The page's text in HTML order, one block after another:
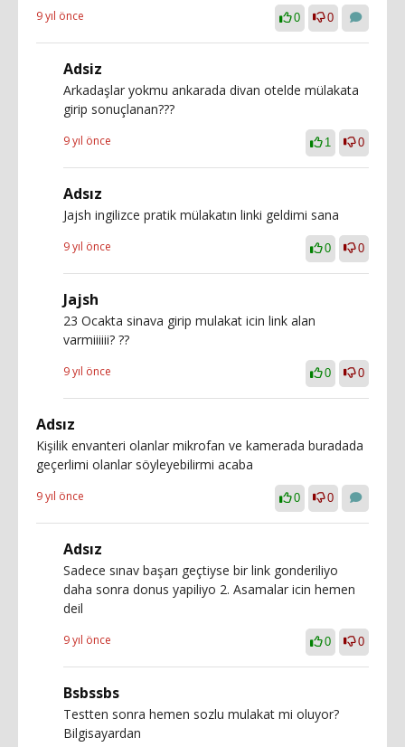
9 yıl önce 0 0
Adsiz
Arkadaşlar yokmu ankarada divan otelde mülakata
girip sonuçlanan???
9 yıl önce 1 0
Adsız
Jajsh ingilizce pratik mülakatın linki geldimi sana
9 yıl önce 0 0
Jajsh
23 Ocakta sinava girip mulakat icin link alan
varmiiiiii? ??
9 yıl önce 0 0
Adsız
Kişilik envanteri olanlar mikrofan ve kamerada buradada
geçerlimi olanlar söyleyebilirmi acaba
9 yıl önce 0 0
Adsız
Sadece sınav başarı geçtiyse bir link gonderiliyo
daha sonra donus yapiliyo 2. Asamalar icin hemen
deil
9 yıl önce 0 0
Bsbssbs
Testten sonra hemen sozlu mulakat mi oluyor?
Bilgisayardan